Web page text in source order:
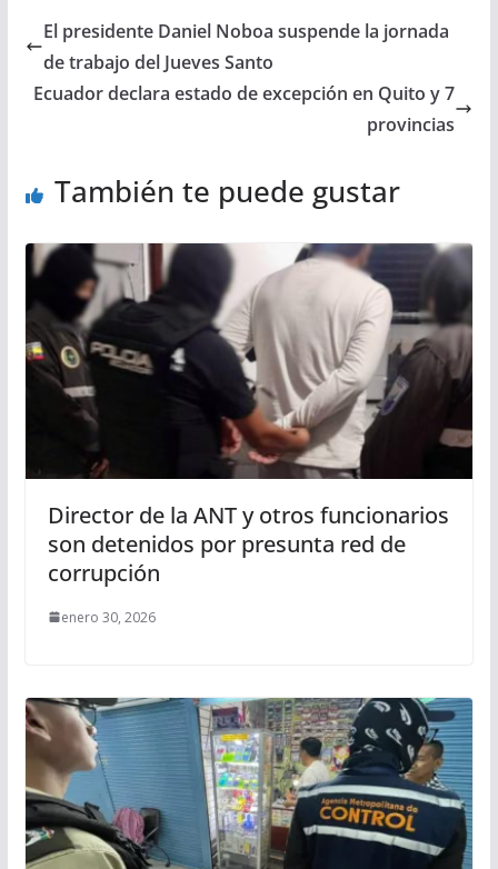
El presidente Daniel Noboa suspende la jornada
de trabajo del Jueves Santo
Ecuador declara estado de excepción en Quito y 7
provincias
También te puede gustar
Director de la ANT y otros funcionarios
son detenidos por presunta red de
corrupción
enero 30, 2026